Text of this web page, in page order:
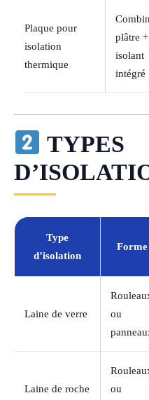
Plaque pour
isolation
thermique
plâtre +
isolant
intégré
TYPES
Type
d’isolation
Forme
Laine de verre
ou
Laine de roche
ou